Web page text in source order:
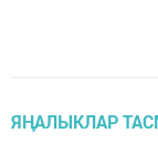
ЯҢАЛЫКЛАР